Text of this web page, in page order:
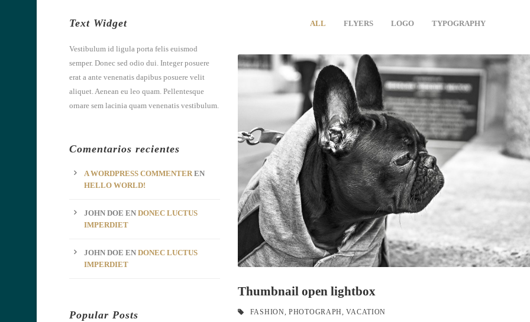
ALL FLYERS LOGO TYPOGRAPHY
Thumbnail open lightbox
FASHION PHOTOGRAPH VACATION
Text Widget
Vestibulum id ligula porta felis euismod
semper. Donec sed odio dui. Integer posuere
erat a ante venenatis dapibus posuere velit
aliquet. Aenean eu leo quam. Pellentesque
ornare sem lacinia quam venenatis vestibulum.
Comentarios recientes
A WORDPRESS COMMENTEREN
HELLO WORLD!
JOHN DOE EN DONEC LUCTUS
IMPERDIET
JOHN DOE EN DONEC LUCTUS
IMPERDIET
Popular Posts